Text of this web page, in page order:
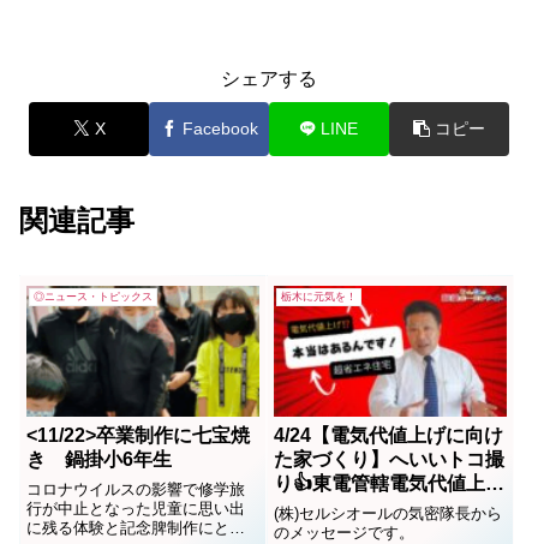
シェアする
X Facebook LINE コピー
関連記事
◎ニュース・トピックス
<11/22>卒業制作に七宝焼
き 鍋掛小6年生
コロナウイルスの影響で修学旅
行が中止となった児童に思い出
に残る体験と記念脾制作にと七
栃木に元気を！
4/24【電気代値上げに向け
た家づくり】へいいトコ撮
り👍東電管轄電気代値上
げ⁉️地域のプロが地域へ贈
る知恵袋 (株)セルシオー
(株)セルシオールの気密隊長から
のメッセージです。